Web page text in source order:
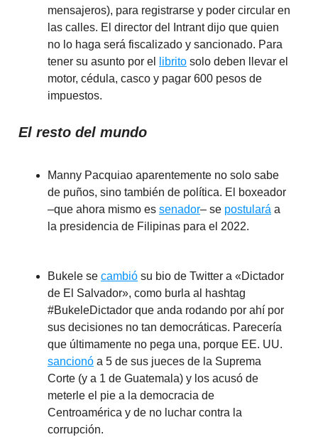
mensajeros), para registrarse y poder circular en
las calles. El director del Intrant dijo que quien
no lo haga será fiscalizado y sancionado. Para
tener su asunto por el
librito solo deben llevar el
motor, cédula, casco y pagar 600 pesos de
impuestos.
El resto del mundo
Manny Pacquiao aparentemente no solo sabe
de puños, sino también de política. El boxeador
–que ahora mismo es senador– se postulará a
la presidencia de Filipinas para el 2022.
Bukele se cambió su bio de Twitter a «Dictador
de El Salvador», como burla al hashtag
#BukeleDictador que anda rodando por ahí por
sus decisiones no tan democráticas. Parecería
que últimamente no pega una, porque EE. UU.
sancionó a 5 de sus jueces de la Suprema
Corte (y a 1 de Guatemala) y los acusó de
meterle el pie a la democracia de
Centroamérica y de no luchar contra la
corrupción.